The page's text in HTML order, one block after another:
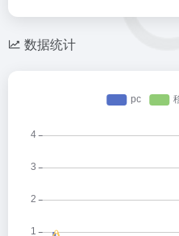
数据统计